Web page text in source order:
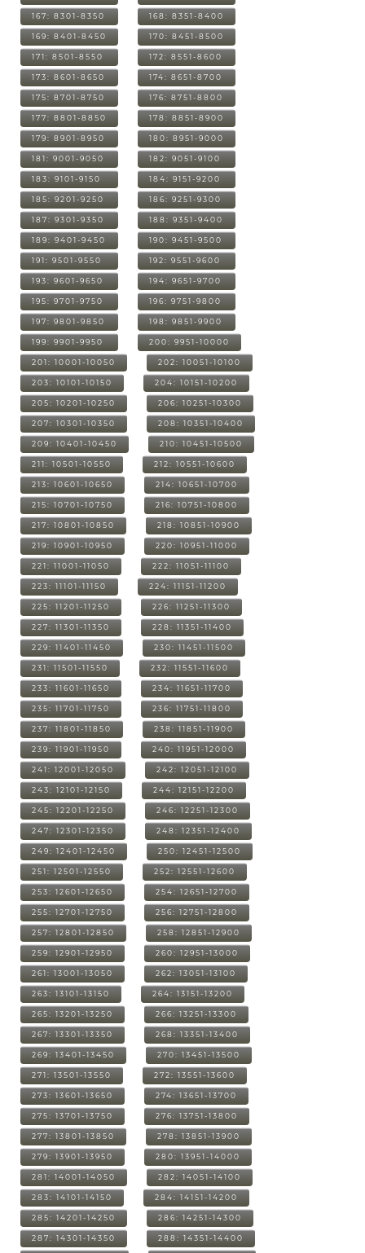
167: 8301-8350 168: 8351-8400
169: 8401-8450 170: 8451-8500
171: 8501-8550 172: 8551-8600
173: 8601-8650 174: 8651-8700
175: 8701-8750 176: 8751-8800
177: 8801-8850 178: 8851-8900
179: 8901-8950 180: 8951-9000
181: 9001-9050 182: 9051-9100
183: 9101-9150 184: 9151-9200
185: 9201-9250 186: 9251-9300
187: 9301-9350 188: 9351-9400
189: 9401-9450 190: 9451-9500
191: 9501-9550 192: 9551-9600
193: 9601-9650 194: 9651-9700
195: 9701-9750 196: 9751-9800
197: 9801-9850 198: 9851-9900
199: 9901-9950 200: 9951-10000
201: 10001-10050 202: 10051-10100
203: 10101-10150 204: 10151-10200
205: 10201-10250 206: 10251-10300
207: 10301-10350 208: 10351-10400
209: 10401-10450 210: 10451-10500
211: 10501-10550 212: 10551-10600
213: 10601-10650 214: 10651-10700
215: 10701-10750 216: 10751-10800
217: 10801-10850 218: 10851-10900
219: 10901-10950 220: 10951-11000
221: 11001-11050 222: 11051-11100
223: 11101-11150 224: 11151-11200
225: 11201-11250 226: 11251-11300
227: 11301-11350 228: 11351-11400
229: 11401-11450 230: 11451-11500
231: 11501-11550 232: 11551-11600
233: 11601-11650 234: 11651-11700
235: 11701-11750 236: 11751-11800
237: 11801-11850 238: 11851-11900
239: 11901-11950 240: 11951-12000
241: 12001-12050 242: 12051-12100
243: 12101-12150 244: 12151-12200
245: 12201-12250 246: 12251-12300
247: 12301-12350 248: 12351-12400
249: 12401-12450 250: 12451-12500
251: 12501-12550 252: 12551-12600
253: 12601-12650 254: 12651-12700
255: 12701-12750 256: 12751-12800
257: 12801-12850 258: 12851-12900
259: 12901-12950 260: 12951-13000
261: 13001-13050 262: 13051-13100
263: 13101-13150 264: 13151-13200
265: 13201-13250 266: 13251-13300
267: 13301-13350 268: 13351-13400
269: 13401-13450 270: 13451-13500
271: 13501-13550 272: 13551-13600
273: 13601-13650 274: 13651-13700
275: 13701-13750 276: 13751-13800
277: 13801-13850 278: 13851-13900
279: 13901-13950 280: 13951-14000
281: 14001-14050 282: 14051-14100
283: 14101-14150 284: 14151-14200
285: 14201-14250 286: 14251-14300
287: 14301-14350 288: 14351-14400